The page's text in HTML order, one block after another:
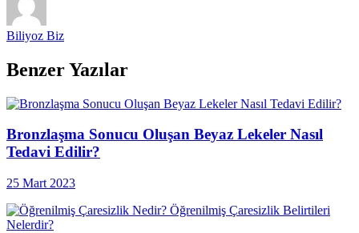
Biliyoz Biz
Benzer Yazılar
Bronzlaşma Sonucu Oluşan Beyaz Lekeler Nasıl
Tedavi Edilir?
25 Mart 2023